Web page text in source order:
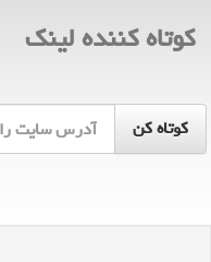
كوتاه كننده لینك